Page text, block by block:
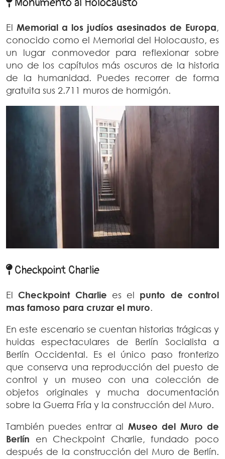
El Memorial a los judíos asesinados de Europa,
conocido como el Memorial del Holocausto, es
un lugar conmovedor para reflexionar sobre
uno de los capítulos más oscuros de la historia
de la humanidad. Puedes recorrer de forma
gratuita sus 2.711 muros de hormigón.
Checkpoint Charlie
ElCheckpoint Charlie es el punto de control
mas famoso para cruzar el muro.
En este escenario se cuentan historias trágicas y
huidas espectaculares de Berlín Socialista a
Berlín Occidental. Es el único paso fronterizo
que conserva una reproducción del puesto de
control y un museo con una colección de
objetos originales y mucha documentación
sobre la Guerra Fría y la construcción del Muro.
También puedes entrar al Museo del Muro de
Berlín en Checkpoint Charlie, fundado poco
después de la construcción del Muro de Berlín.